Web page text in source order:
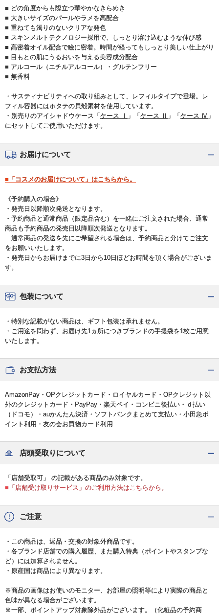
■ どの角度からも際立つ華やかなきらめき
■ 大きいサイズのパールやラメを高配合
■ 重ねても濁りのないクリアな発色
■ スキンメルトテクノロジー採用で、しっとり溶け込むような伸び感
■ 高密着オイル配合で瞼に密着。時間が経ってもしっとり美しい仕上がり
■ 目もとの肌にうるおいを与える美容成分配合
■ アルコール（エチルアルコール）・グルテンフリー
■ 無香料
・サスティナビリティへの取り組みとして、レフィルタイプで登場。レ
フィル容器にはホタテの貝殻素材を使用しています。
・別売りのアイシャドウケース「 ケース Ⅰ 」「 ケース Ⅱ 」「 ケース Ⅳ 」
にセットしてご使用いただけます。
お届けについて
■「コスメのお届けについて」はこちらから。
《予約購入の場合》
・発売日以降順次発送となります。
・予約商品と通常商品（限定品含む）を一緒にご注文された場合、通常
商品も予約商品の発売日以降順次発送となります。
通常商品の発送を先にご希望される場合は、予約商品と分けてご注文
をお願いいたします。
・発売日からお届けまでに3日から10日ほどお時間を頂く場合がございま
す。
包装について
・特別な記載がない商品は、ギフト包装は承れません。
・ご用途を問わず、お届け先1ヵ所につきブランドの手提袋を1枚ご用意
いたします。
お支払方法
AmazonPay・OPクレジットカード・ロイヤルカード・OPクレジット以
外のクレジットカード・PayPay・楽天ペイ・コンビニ後払い・ｄ払い
（ドコモ）・auかんたん決済・ソフトバンクまとめて支払い・小田急ポ
イント利用・友の会お買物カード利用
店頭受取りについて
「店舗受取可」 の記載がある商品のみ対象です。
■「店舗受け取りサービス」のご利用方法はこちらから。
ご注意
・この商品は、返品・交換の対象外商品です。
・各ブランド店舗での購入履歴、また購入特典（ポイントやスタンプな
ど）には加算されません。
・原産国は商品により異なります。
※商品の画像はお使いのモニター、お部屋の照明等により実際の商品と
色味が異なる場合がございます。
※一部、ポイントアップ対象除外品がございます。（化粧品の予約商